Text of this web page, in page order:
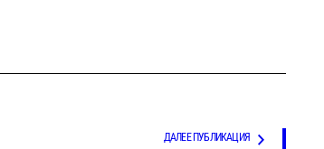
ДАЛЕЕ ПУБЛИКАЦИЯ